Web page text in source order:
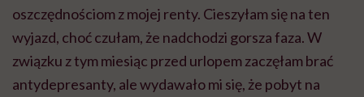
oszczędnościom z mojej renty. Cieszyłam się na ten
wyjazd, choć czułam, że nadchodzi gorsza faza. W
związku z tym miesiąc przed urlopem zaczęłam brać
antydepresanty, ale wydawało mi się, że pobyt na